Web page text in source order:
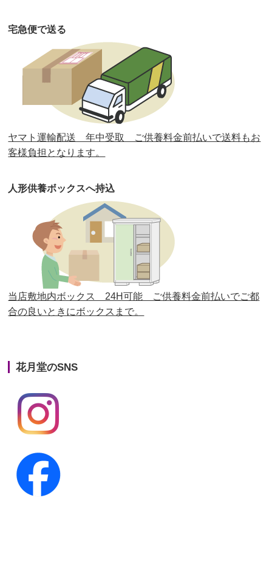
第33回人形供養祭
第32回人形供養祭 令和元年6月12日(水)
第31回人形供養祭 平成31年3月13日(水)
第30回人形供養祭平成30年11月28日(水)
第29回人形供養祭平成30年5月23日(水)
第27回人形供養祭平成29年6月14日(水)
第26回人形供養祭平成28年12月15日(木)
第25回人形供養祭 平成28年6月16日(木)
第24回人形供養祭 平成27年11月27日
第23回人形供養祭平成26年12月5日
第22回人形供養祭平成26年4月28日
第20回人形供養祭
第19回人形供養祭
第18回人形供養祭
第16回人形供養祭
第15回人形供養祭
宅急便で送る
ヤマト運輸配送 年中受取 ご供養料金前払いで送料もお
客様負担となります。
人形供養ボックスへ持込
当店敷地内ボックス 24H可能 ご供養料金前払いでご都
合の良いときにボックスまで。
花月堂のSNS